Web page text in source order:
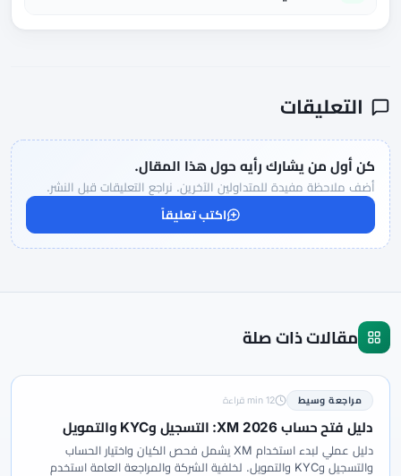
التعليقات
كن أول من يشارك رأيه حول هذا المقال.
أضف ملاحظة مفيدة للمتداولين الآخرين. نراجع التعليقات قبل النشر.
اكتب تعليقاً
مقالات ذات صلة
مراجعة وسيط 12 min قراءة
دليل فتح حساب XM 2026: التسجيل وKYC والتمويل
دليل عملي لبدء استخدام XM يشمل فحص الكيان واختيار الحساب
والتسجيل وKYC والتمويل. لخلفية الشركة والمراجعة العامة استخدم